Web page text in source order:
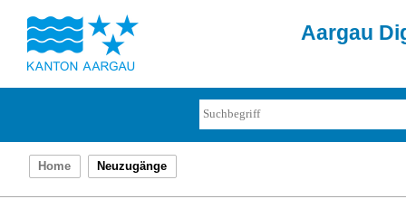
Aargau
Home Neuzugänge